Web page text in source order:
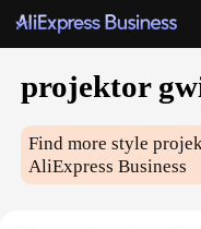
projektor
Find more style
AliExpress Business